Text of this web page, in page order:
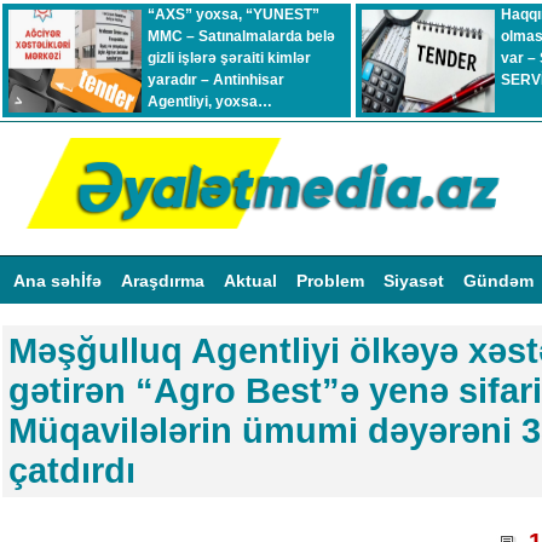
“AXS” yoxsa, “YUNEST”
MMC – Satınalmalarda belə
gizli işlərə şəraiti kimlər
yaradır – Antinhisar
Agentliyi, yoxsa…
var –
Ana səhİfə Araşdırma Aktual Problem Siyasət Gündəm
Məşğulluq Agentliyi ölkəyə
gətirən “Agro Best”ə yenə
Müqavilələrin ümumi dəyərəni
çatdırdı